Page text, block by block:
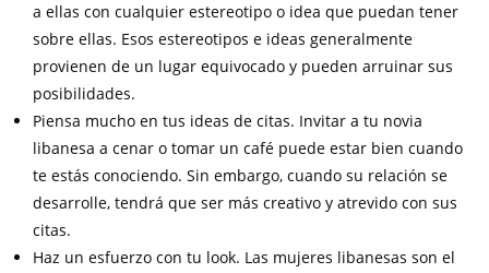
a ellas con cualquier estereotipo o idea que puedan tener
sobre ellas. Esos estereotipos e ideas generalmente
provienen de un lugar equivocado y pueden arruinar sus
posibilidades.
Piensa mucho en tus ideas de citas. Invitar a tu novia
libanesa a cenar o tomar un café puede estar bien cuando
te estás conociendo. Sin embargo, cuando su relación se
desarrolle, tendrá que ser más creativo y atrevido con sus
citas.
Haz un esfuerzo con tu look. Las mujeres libanesas son el